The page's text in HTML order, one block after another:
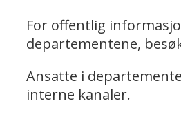
For offentlig
departementene,
Ansatte i
interne kanaler.